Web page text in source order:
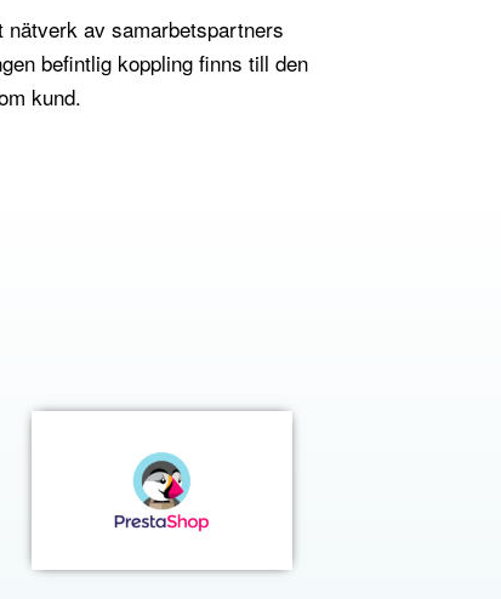
av samarbetspartners
befintlig koppling finns till den
kund.